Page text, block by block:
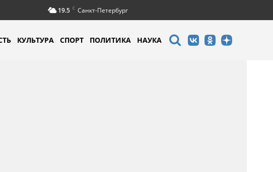
19.5 C Санкт-Петербург
КУЛЬТУРА СПОРТ ПОЛИТИКА НАУКА